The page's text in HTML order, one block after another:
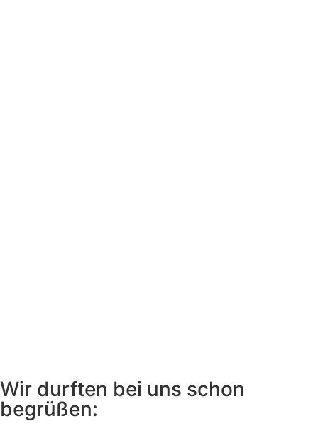
Wir durften bei uns schon
begrüßen: